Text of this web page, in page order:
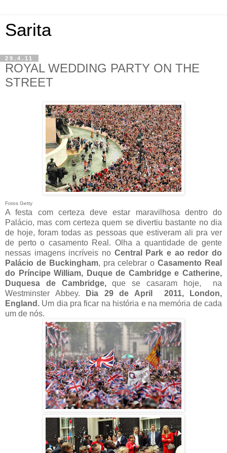
Sarita
29.4.11
ROYAL WEDDING PARTY ON THE
STREET
Fotos Getty
A festa com certeza deve estar maravilhosa dentro do
Palácio, mas com certeza quem se divertiu bastante no dia
de hoje, foram todas as pessoas que estiveram ali pra ver
de perto o casamento Real. Olha a quantidade de gente
nessas imagens incríveis no Central Park e ao redor do
Palácio de Buckingham, pra celebrar oCasamento Real
do Príncipe William, Duque de Cambridge e Catherine,
Duquesa de Cambridge,que se casaram hoje, na
Westminster Abbey.
Dia 29 de April 2011, London,
England. Um dia pra ficar na história e na memória de cada
um de nós.